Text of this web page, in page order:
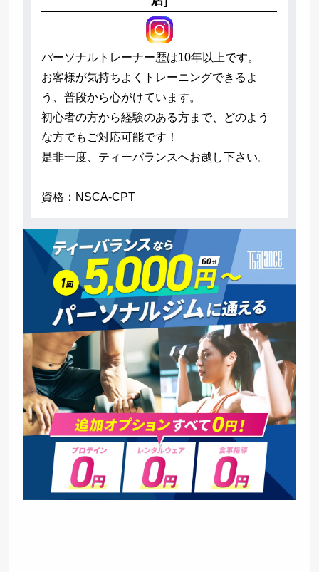
パーソナルトレーナー歴は10年以上です。
お客様が気持ちよくトレーニングできるよ
う、普段から心がけています。
初心者の方から経験のある方まで、どのよう
な方でもご対応可能です！
是非一度、ティーバランスへお越し下さい。
資格：NSCA-CPT